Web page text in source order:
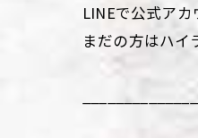
LINEで公式ア
まだの方はハイ